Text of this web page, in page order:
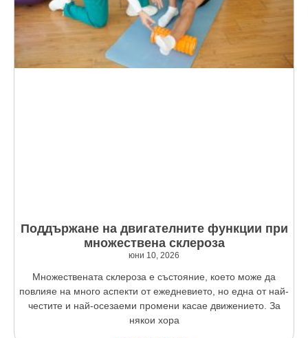
Поддържане на двигателните функции при
множествена склероза
юни 10, 2026
Множествената склероза е състояние, което може да
повлияе на много аспекти от ежедневието, но една от най-
честите и най-осезаеми промени касае движението. За
някои хора